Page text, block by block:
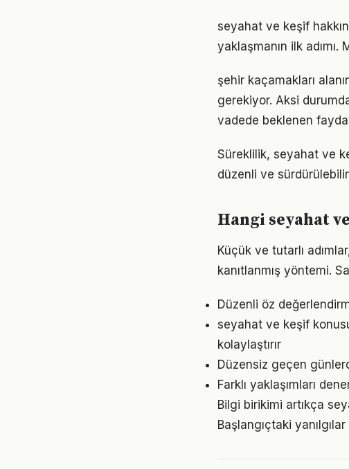
seyahat ve keşif
yaklaşmanın ilk
şehir kaçamakları
gerekiyor. Aksi
vadede beklenen
Süreklilik, seyahat ve
düzenli ve sürdürülebilir
Hangi seyahat
Küçük ve tutarlı
kanıtlanmış yöntemi.
Düzenli öz
seyahat ve keşif
kolaylaştırır
Düzensiz geçen
Farklı yaklaşımları
Bilgi birikimi artıkça
Başlangıçtaki